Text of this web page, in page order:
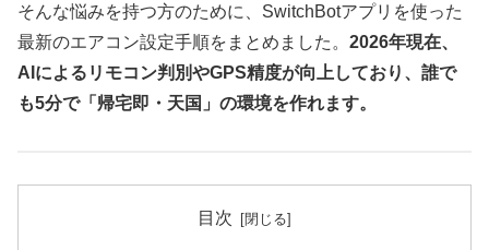
そんな悩みを持つ方のために、SwitchBotアプリを使った
最新のエアコン設定手順をまとめました。 2026年現在、
AIによるリモコン判別やGPS精度が向上しており、誰で
も5分で「帰宅即・天国」の環境を作れます。
目次